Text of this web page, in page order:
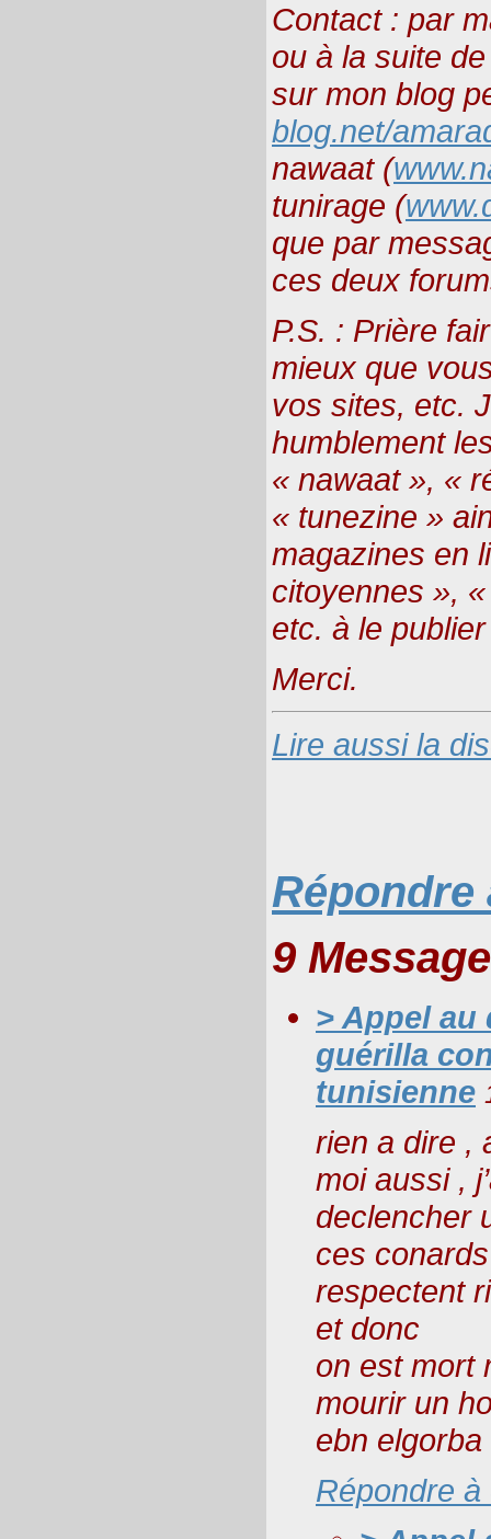
Contact : par
ou à la suite
sur mon blog
blog.net/
nawaat (
tunirage (
que par
ces deux
P.S. : Prière
mieux que
vos sites, etc.
humblement
« nawaat », «
« tunezine »
magazines en
citoyennes »,
etc. à le
Merci.
Lire aussi la
Répondre
9
> Appel au
guérilla
tunisienne
rien a dire ,
moi aussi ,
declencher
ces
respectent
et donc
on est mort
mourir un
ebn elgorba
Répondre